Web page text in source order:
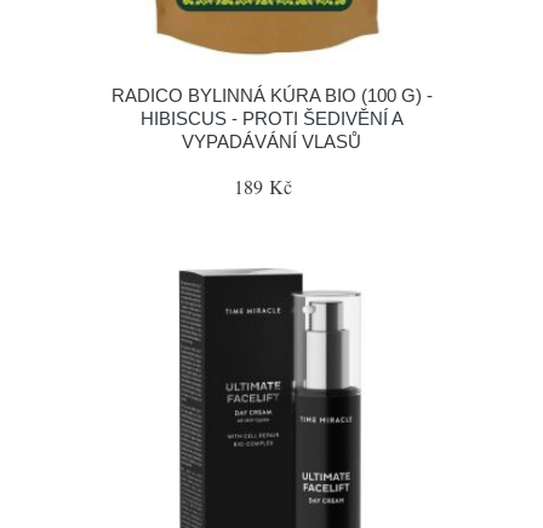
RADICO BYLINNÁ KÚRA BIO (100 G) -
HIBISCUS - PROTI ŠEDIVĚNÍ A
VYPADÁVÁNÍ VLASŮ
189 Kč